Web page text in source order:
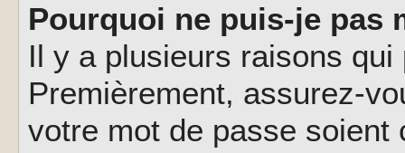
Pourquoi ne puis-je pas
Il y a plusieurs raisons
Premièrement, assurez-
votre mot de passe soient